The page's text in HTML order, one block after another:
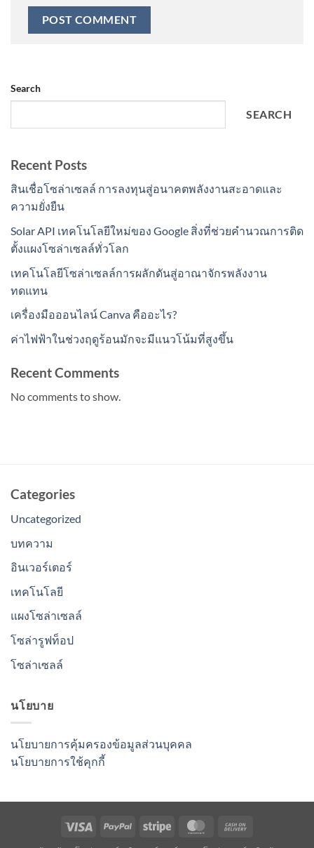
Search
SEARCH
Recent Posts
สินเชื่อโซล่าเซลล์ การลงทุนสู่อนาคตพลังงานสะอาดและ
ความยั่งยืน
Solar API เทคโนโลยีใหม่ของ Google สิ่งที่ช่วยคำนวณการติด
ตั้งแผงโซล่าเซลล์ทั่วโลก
เทคโนโลยีโซล่าเซลล์การผลักดันสู่อาณาจักรพลังงาน
ทดแทน
เครื่องมือออนไลน์ Canva คืออะไร?
ค่าไฟฟ้าในช่วงฤดูร้อนมักจะมีแนวโน้มที่สูงขึ้น
Recent Comments
No comments to show.
Categories
Uncategorized
บทความ
อินเวอร์เตอร์
เทคโนโลยี
แผงโซล่าเซลล์
โซล่ารูฟท็อป
โซล่าเซลล์
นโยบาย
นโยบายการคุ้มครองข้อมูลส่วนบุคคล
นโยบายการใช้คุกกี้
Visa PayPal Stripe MasterCard